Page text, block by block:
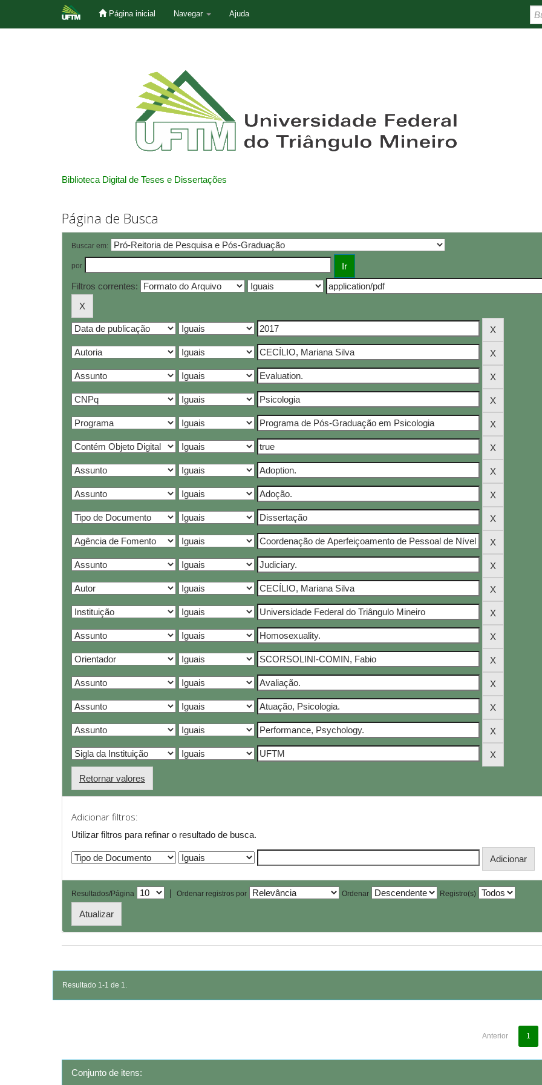
Página inicial Navegar Ajuda
Biblioteca Digital de Teses e Dissertações
Página de Busca
Buscar em:
por
Filtros correntes:
Retornar valores
Adicionar filtros:
Utilizar filtros para refinar o resultado de busca.
Resultados/Página | Ordenar registros por Ordenar Registro(s)
Resultado 1-1 de 1.
Anterior 1
Conjunto de itens: